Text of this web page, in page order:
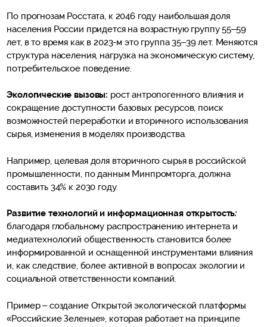
По прогнозам Росстата, к 2046 году наибольшая доля
населения России придется на возрастную группу 55–59
лет, в то время как в 2023-м это группа 35–39 лет. Меняются
структура населения, нагрузка на экономическую систему,
потребительское поведение.
Экологические вызовы: рост антропогенного влияния и
сокращение доступности базовых ресурсов, поиск
возможностей переработки и вторичного использования
сырья, изменения в моделях производства.
Например, целевая доля вторичного сырья в российской
промышленности, по данным Минпромторга, должна
составить 34% к 2030 году.
Развитие технологий и информационная открытость:
благодаря глобальному распространению интернета и
медиатехнологий общественность становится более
информированной и оснащенной инструментами влияния
и, как следствие, более активной в вопросах экологии и
социальной ответственности компаний.
Пример – создание Открытой экологической платформы
«Российские Зеленые», которая работает на принципе